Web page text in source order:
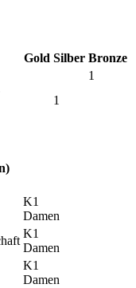
Gold Silber Bronze
1
1
K1
Damen
K1
Damen
K1
Damen